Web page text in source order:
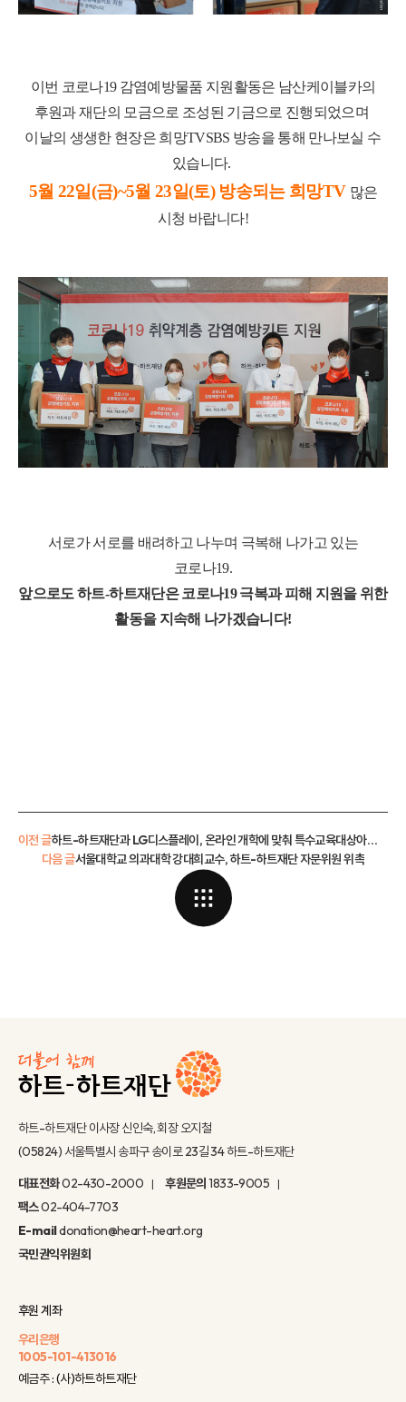
이번 코로나19 감염예방물품 지원활동은 남산케이블카의
후원과 재단의 모금으로 조성된 기금으로 진행되었으며
이날의 생생한 현장은 희망TVSBS 방송을 통해 만나보실 수
있습니다.
5월 22일(금)~5월 23일(토) 방송되는 희망TV 많은
시청 바랍니다!
서로가 서로를 배려하고 나누며 극복해 나가고 있는
코로나19.
앞으로도 하트-하트재단은 코로나19극복과 피해 지원을 위한
활동을 지속해 나가겠습니다!
이전 글
하트-하트재단과 LG디스플레이, 온라인 개학에 맞춰 특수교육대상아동 스마트기기 지원
서울대학교 의과대학 강대희교수, 하트-하트재단 자문위원 위촉
다음 글
하트-하트재단 이사장 신인숙, 회장 오지철
(05824) 서울특별시 송파구 송이로 23길 34 하트-하트재단
대표전화02-430-2000 후원문의1833-9005
팩스02-404-7703
E-maildonation@heart-heart.org
국민권익위원회
후원 계좌
우리은행
1005-101-413016
예금주 : (사)하트하트재단